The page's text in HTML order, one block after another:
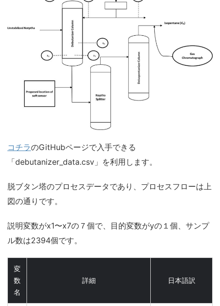
コチラのGitHubページで入手できる
「debutanizer_data.csv」を利用します。
脱ブタン塔のプロセスデータであり、プロセスフローは上
図の通りです。
説明変数がx1〜x7の７個で、目的変数がyの１個、サンプ
ル数は2394個です。
変
数
名
詳細 日本語訳